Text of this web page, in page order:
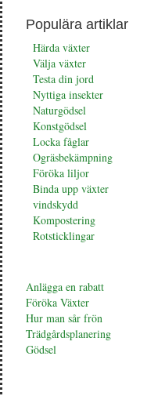
Populära artiklar
Härda växter
Välja växter
Testa din jord
Nyttiga insekter
Naturgödsel
Konstgödsel
Locka fåglar
Ogräsbekämpning
Föröka liljor
Binda upp växter
vindskydd
Kompostering
Rotsticklingar
Anlägga en rabatt
Föröka Växter
Hur man sår frön
Trädgårdsplanering
Gödsel